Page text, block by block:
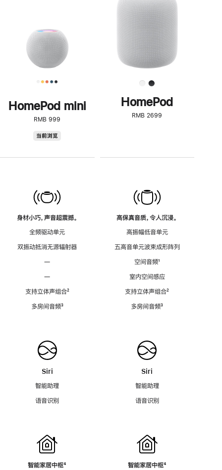
HomePod mini
RMB 999
当前浏览
身材小巧，声音超震撼。
全频驱动单元
双振动抵消无源辐射器
—
—
支持立体声组合脚
²
多房间音频脚
³
Siri
智能助理
语音识别
智能家居中枢脚
⁴
了
解
HomePod<
HomePod
RMB 2699
高保真音质，令人沉浸。
高振幅低音单元
五高音单元波束成形阵列
空间音频脚
¹
室内空间感应
支持立体声组合脚
²
多房间音频脚
³
Siri
智能助理
语音识别
智能家居中枢脚
⁴